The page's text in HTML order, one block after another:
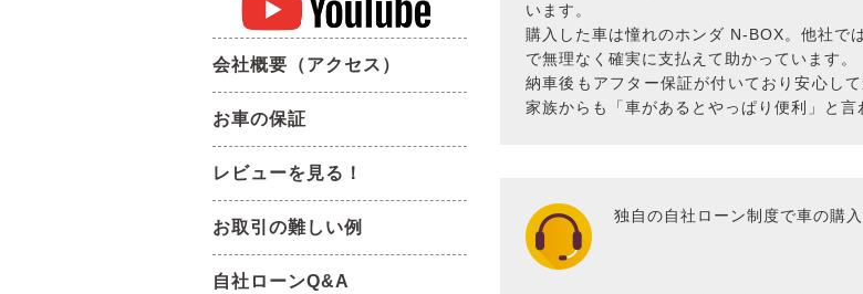
会社概要（アクセス）
お車の保証
レビューを見る！
お取引の難しい例
自社ローンQ&A
います。
購入した車は憧れのホンダ N-BOX。他社で
で無理なく確実に支払えて助かっています。
納車後もアフター保証が付いており安心し
家族からも「車があるとやっぱり便利」と
独自の自社ローン制度で車の購